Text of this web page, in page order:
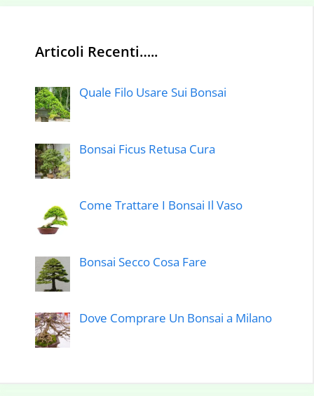
Articoli Recenti…..
Quale Filo Usare Sui Bonsai
Bonsai Ficus Retusa Cura
Come Trattare I Bonsai Il Vaso
Bonsai Secco Cosa Fare
Dove Comprare Un Bonsai a Milano